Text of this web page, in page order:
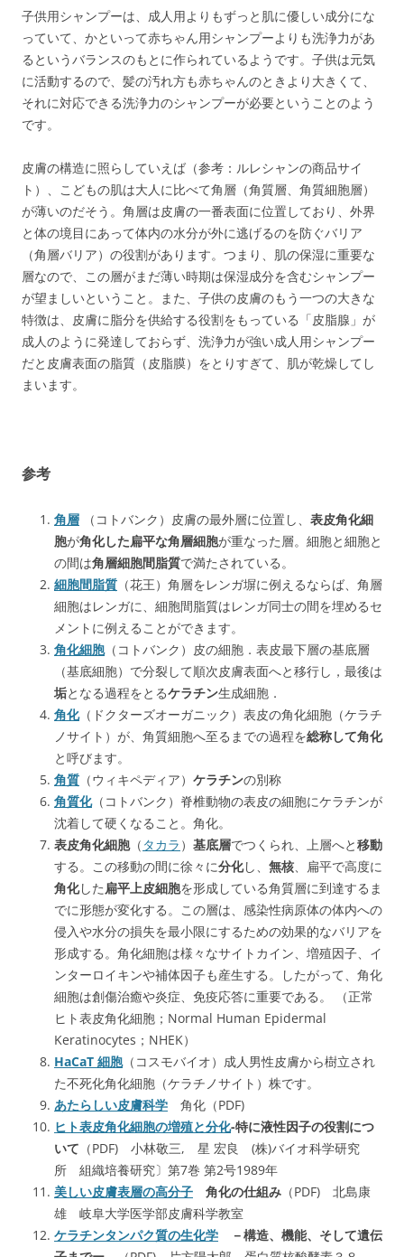
子供用シャンプーは、成人用よりもずっと肌に優しい成分にな
っていて、かといって赤ちゃん用シャンプーよりも洗浄力があ
るというバランスのもとに作られているようです。子供は元気
に活動するので、髪の汚れ方も赤ちゃんのときより大きくて、
それに対応できる洗浄力のシャンプーが必要ということのよう
です。
皮膚の構造に照らしていえば（参考：ルレシャンの商品サイ
ト）、こどもの肌は大人に比べて角層（角質層、角質細胞層）
が薄いのだそう。角層は皮膚の一番表面に位置しており、外界
と体の境目にあって体内の水分が外に逃げるのを防ぐバリア
（角層バリア）の役割があります。つまり、肌の保湿に重要な
層なので、この層がまだ薄い時期は保湿成分を含むシャンプー
が望ましいということ。また、子供の皮膚のもう一つの大きな
特徴は、皮膚に脂分を供給する役割をもっている「皮脂腺」が
成人のように発達しておらず、洗浄力が強い成人用シャンプー
だと皮膚表面の脂質（皮脂膜）をとりすぎて、肌が乾燥してし
まいます。
参考
角層 （コトバンク）皮膚の最外層に位置し、 表皮角化細
胞が角化した扁平な角層細胞が重なった層。細胞と細胞と
の間は角層細胞間脂質で満たされている。
細胞間脂質 （花王）角層をレンガ塀に例えるならば、角層
細胞はレンガに、細胞間脂質はレンガ同士の間を埋めるセ
メントに例えることができます。
角化細胞（コトバンク）皮の細胞．表皮最下層の基底層
（基底細胞）で分裂して順次皮膚表面へと移行し，最後は
垢となる過程をとるケラチン生成細胞．
角化（ドクターズオーガニック）表皮の角化細胞（ケラチ
ノサイト）が、角質細胞へ至るまでの過程を総称して角化
と呼びます。
角質 （ウィキペディア） ケラチンの別称
角質化（コトバンク）脊椎動物の表皮の細胞にケラチンが
沈着して硬くなること。角化。
表皮角化細胞（ タカラ ） 基底層でつくられ、上層へと移動
する。この移動の間に徐々に分化し、 無核、扁平で高度に
角化した扁平上皮細胞を形成している角質層に到達するま
でに形態が変化する。この層は、感染性病原体の体内への
侵入や水分の損失を最小限にするための効果的なバリアを
形成する。角化細胞は様々なサイトカイン、増殖因子、イ
ンターロイキンや補体因子も産生する。したがって、角化
細胞は創傷治癒や炎症、免疫応答に重要である。 （正常
ヒト表皮角化細胞；Normal Human Epidermal
Keratinocytes；NHEK）
HaCaT 細胞（コスモバイオ）成人男性皮膚から樹立され
た不死化角化細胞（ケラチノサイト）株です。
あたらしい皮膚科学 角化（PDF)
ヒト表皮角化細胞の増殖と分化-特に液性因子の役割につ
いて （PDF) 小林敬三, 星 宏良 (株)バイオ科学研究
所 組織培養研究〕第7巻 第2号1989年
美しい皮膚表層の高分子 角化の仕組み （PDF) 北島康
雄 岐阜大学医学部皮膚科学教室
ケラチンタンパク質の生化学 －構造、機能、そして遺伝